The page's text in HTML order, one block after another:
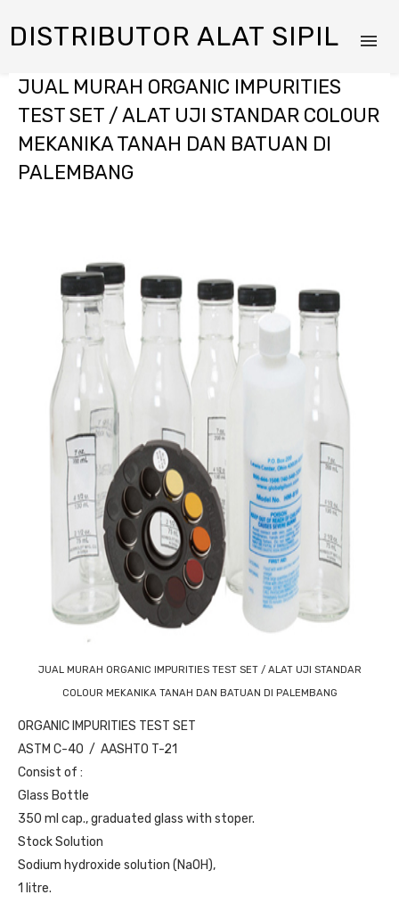
DISTRIBUTOR ALAT SIPIL
JUAL MURAH ORGANIC IMPURITIES
TEST SET / ALAT UJI STANDAR COLOUR
MEKANIKA TANAH DAN BATUAN DI
PALEMBANG
JUAL MURAH ORGANIC IMPURITIES TEST SET / ALAT UJI STANDAR
COLOUR MEKANIKA TANAH DAN BATUAN DI PALEMBANG
ORGANIC IMPURITIES TEST SET
ASTM C-40 / AASHTO T-21
Consist of :
Glass Bottle
350 ml cap., graduated glass with stoper.
Stock Solution
Sodium hydroxide solution (NaOH),
1 litre.